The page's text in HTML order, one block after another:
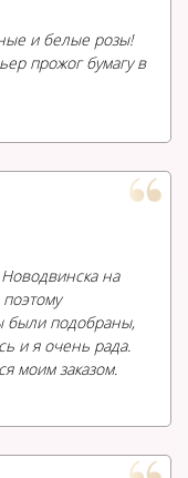
и белые розы!
прожог бумагу в
Новодвинска на
были подобраны,
и я очень рада.
моим заказом.